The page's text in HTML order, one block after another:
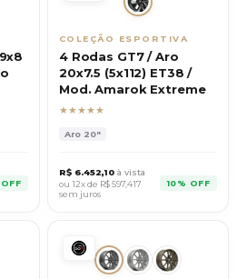
COLEÇÃO ESPORTIVA
4 Rodas GT7 / Aro
20x7.5 (5x112) ET38 /
Mod. Amarok Extreme
★★★★★
Aro 20"
R$ 6.452,10 à vista
ou 12x de R$597,417
sem juros
10% OFF